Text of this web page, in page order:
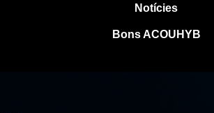
Notícies
Bons ACOUHYB